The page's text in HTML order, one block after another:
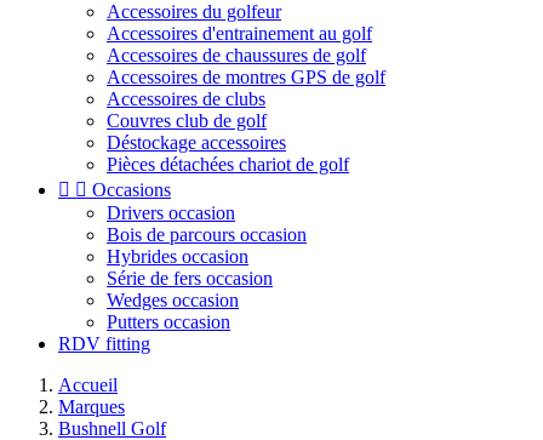
Accessoires du golfeur
Accessoires d'entrainement au golf
Accessoires de chaussures de golf
Accessoires de montres GPS de golf
Accessoires de clubs
Couvres club de golf
Déstockage accessoires
Pièces détachées chariot de golf
  Occasions
Drivers occasion
Bois de parcours occasion
Hybrides occasion
Série de fers occasion
Wedges occasion
Putters occasion
RDV fitting
Accueil
Marques
Bushnell Golf